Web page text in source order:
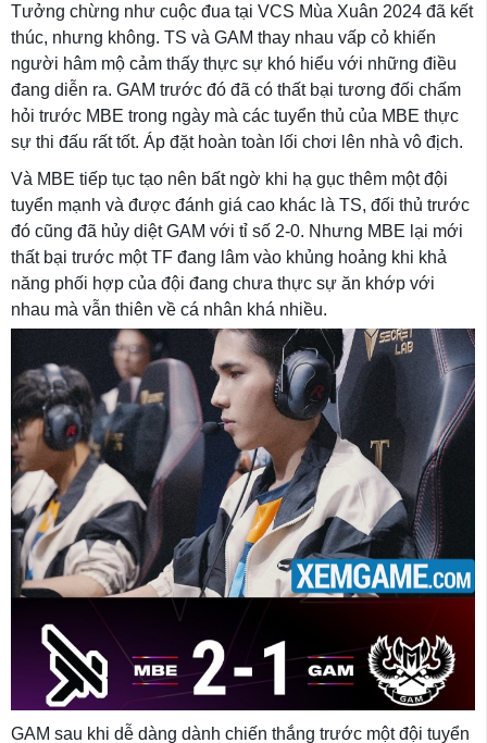
Tưởng chừng như cuộc đua tại VCS Mùa Xuân 2024 đã kết
thúc, nhưng không. TS và GAM thay nhau vấp cỏ khiến
người hâm mộ cảm thấy thực sự khó hiểu với những điều
đang diễn ra. GAM trước đó đã có thất bại tương đối chấm
hỏi trước MBE trong ngày mà các tuyển thủ của MBE thực
sự thi đấu rất tốt. Áp đặt hoàn toàn lối chơi lên nhà vô địch.
Và MBE tiếp tục tạo nên bất ngờ khi hạ gục thêm một đội
tuyển mạnh và được đánh giá cao khác là TS, đối thủ trước
đó cũng đã hủy diệt GAM với tỉ số 2-0. Nhưng MBE lại mới
thất bại trước một TF đang lâm vào khủng hoảng khi khả
năng phối hợp của đội đang chưa thực sự ăn khớp với
nhau mà vẫn thiên về cá nhân khá nhiều.
GAM sau khi dễ dàng dành chiến thắng trước một đội tuyển